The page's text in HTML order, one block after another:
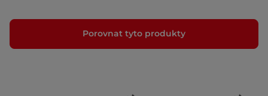
Porovnat tyto produkty